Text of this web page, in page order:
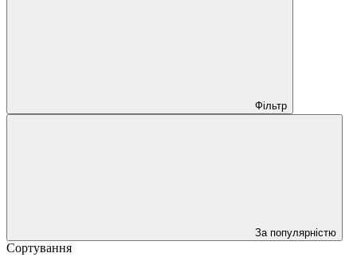
Фільтр
За популярністю
Сортування